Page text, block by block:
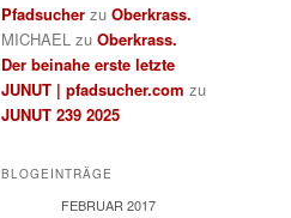
Pfadsucher zu Oberkrass.
MICHAEL zu Oberkrass.
Der beinahe erste letzte
JUNUT | pfadsucher.com zu
JUNUT 239 2025
BLOGEINTRÄGE
FEBRUAR 2017